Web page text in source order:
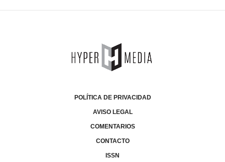
POLÍTICA DE PRIVACIDAD
AVISO LEGAL
COMENTARIOS
CONTACTO
ISSN